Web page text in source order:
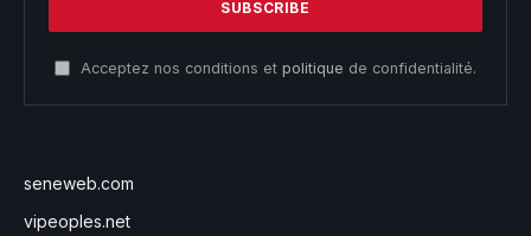
Acceptez nos conditions et politique de confidentialité.
seneweb.com
vipeoples.net